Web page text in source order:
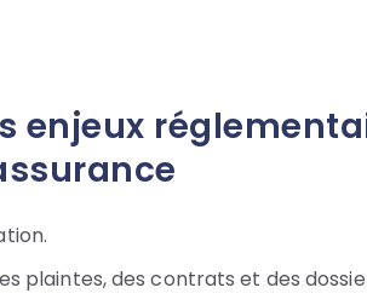
enjeux
plaintes, des contrats et des